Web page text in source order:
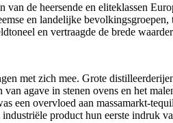
de heersende en eliteklassen
en landelijke
en vertraagde de brede
met zich mee. Grote
agave in stenen ovens en het
een overvloed aan massamarkt-
product hun eerste indruk